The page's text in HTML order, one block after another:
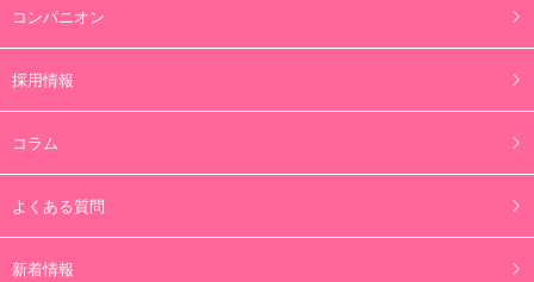
い。
コンパニオン
採用情報
コラム
よくある質問
新着情報